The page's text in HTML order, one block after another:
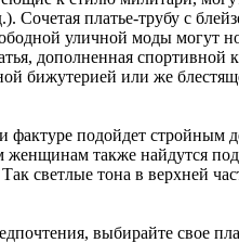
платье-трубу с
уличной моды
дополненная
бижутерией или же
фактуре подойдет
также найдутся
светлые тона в верхней
выбирайте свое